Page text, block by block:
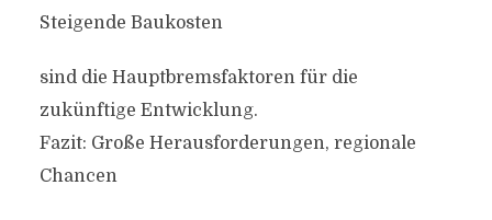
Steigende Baukosten
sind die Hauptbremsfaktoren für die
zukünftige Entwicklung.
Fazit: Große Herausforderungen, regionale
Chancen